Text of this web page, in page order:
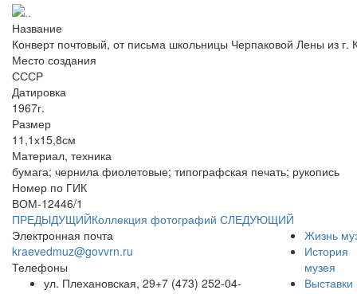
Название
Конверт почтовый, от письма школьницы Черпаковой Лены из г.
Место создания
СССР
Датировка
1967г.
Размер
11,1х15,8см
Материал, техника
бумага; чернила фиолетовые; типографская печать; рукопись
Номер по ГИК
ВОМ-12446/1
ПРЕДЫДУЩИЙКоллекция фотографий СЛЕДУЮЩИЙ
Электронная почта
kraevedmuz@govvrn.ru
Телефоны
ул. Плехановская, 29+7 (473) 252-04-
Жизнь
История
музея
Выставки